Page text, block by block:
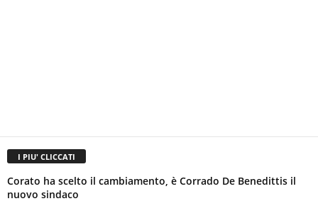
I PIU' CLICCATI
Corato ha scelto il cambiamento, è Corrado De Benedittis il
nuovo sindaco